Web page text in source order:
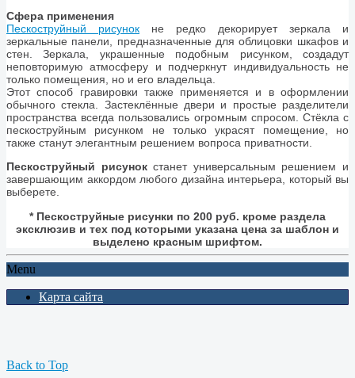
Сфера применения
Пескоструйный рисунок не редко декорирует зеркала и
зеркальные панели, предназначенные для облицовки шкафов и
стен. Зеркала, украшенные подобным рисунком, создадут
неповторимую атмосферу и подчеркнут индивидуальность не
только помещения, но и его владельца.
Этот способ гравировки также применяется и в оформлении
обычного стекла. Застеклённые двери и простые разделители
пространства всегда пользовались огромным спросом. Стёкла с
пескоструйным рисунком не только украсят помещение, но
также станут элегантным решением вопроса приватности.
Пескоструйный рисунокстанет универсальным решением и
завершающим аккордом любого дизайна интерьера, который вы
выберете.
* Пескоструйные рисунки по 200 руб. кроме раздела
эксклюзив и тех под которыми указана цена за шаблон и
выделено красным шрифтом.
Menu
Карта сайта
Back to Top